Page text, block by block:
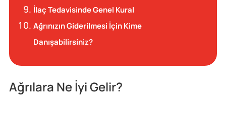
İlaç Tedavisinde Genel Kural
Ağrınızın Giderilmesi İçin Kime
Danışabilirsiniz?
Ağrılara Ne İyi Gelir?